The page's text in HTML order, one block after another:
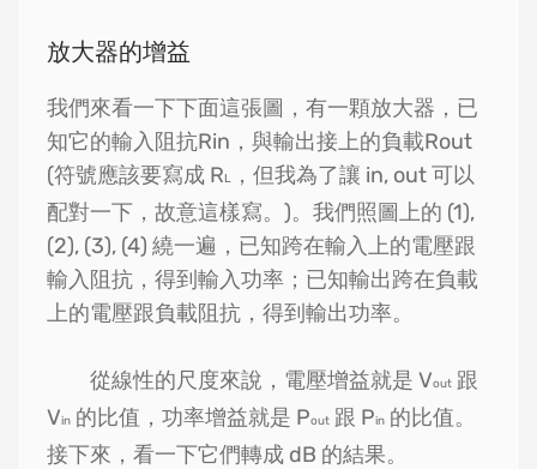
放大器的增益
我們來看一下下面這張圖，有一顆放大器，已
知它的輸入阻抗Rin，與輸出接上的負載Rout
(符號應該要寫成 RL
，但我為了讓 in, out 可以
配對一下，故意這樣寫。)。我們照圖上的 (1),
(2), (3), (4) 繞一遍，已知跨在輸入上的電壓跟
輸入阻抗，得到輸入功率；已知輸出跨在負載
上的電壓跟負載阻抗，得到輸出功率。
從線性的尺度來說，電壓增益就是 Vout 跟
Vin 的比值，功率增益就是 Pout 跟 Pin 的比值。
接下來，看一下它們轉成 dB 的結果。